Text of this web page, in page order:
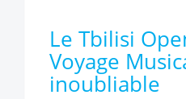
Le Tbilisi
Voyage
inoubliable